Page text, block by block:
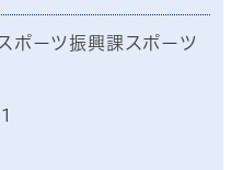
ポーツ振興課スポーツ